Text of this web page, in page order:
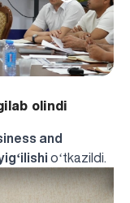
olindi
and
oʻtkazildi.